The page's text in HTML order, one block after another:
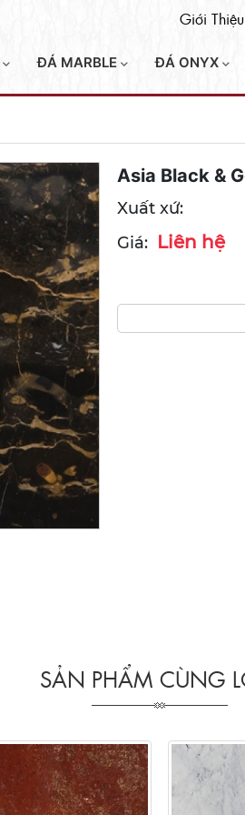
ĐÁ MARBLE ĐÁ ONYX
Giới Thiệu
Asia Black &
Xuất xứ:
Giá: Liên hệ
SẢN PHẨM CÙNG